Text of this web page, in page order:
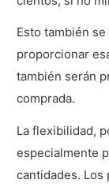
Esto también
proporcionar
también serán
comprada.
La flexibilidad,
especialmente
cantidades.